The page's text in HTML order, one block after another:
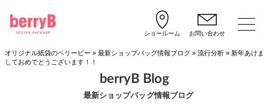
ショールーム お問い合わせ
オリジナル紙袋のベリービー » 最新ショップバッグ情報ブログ» 流行分析» 新年あけま
しておめでとうございます！！
最新ショップバッグ情報ブログ
berryB Blog